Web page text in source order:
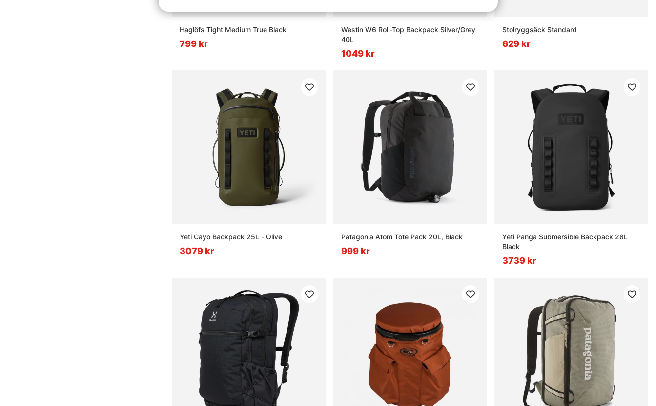
Haglöfs Tight Medium True Black
799 kr
Westin W6 Roll-Top Backpack Silver/Grey
40L
1049 kr
Stolryggsäck Standard
629 kr
Yeti Cayo Backpack 25L - Olive
3079 kr
Patagonia Atom Tote Pack 20L, Black
999 kr
Yeti Panga Submersible Backpack 28L
Black
3739 kr